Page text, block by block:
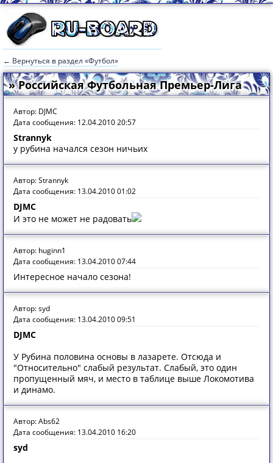
← Вернуться в раздел «Футбол»
» Российская Футбольная Премьер-Лига
Автор: DJMC
Дата сообщения: 12.04.2010 20:57
Strannyk
у рубина начался сезон ничьих
Автор: Strannyk
Дата сообщения: 13.04.2010 01:02
DJMC
И это не может не радовать
Автор: huginn1
Дата сообщения: 13.04.2010 07:44
Интересное начало сезона!
Автор: syd
Дата сообщения: 13.04.2010 09:51
DJMC
У Рубина половина основы в лазарете. Отсюда и
"Относительно" слабый результат. Слабый, это один
пропущенный мяч, и место в таблице выше Локомотива
и динамо.
Автор: Abs62
Дата сообщения: 13.04.2010 16:20
syd